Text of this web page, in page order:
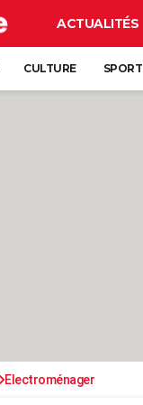
ACTUALITÉS
CULTURE SPORT
Electroménager